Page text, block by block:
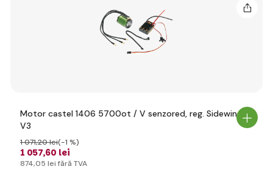
Motor castel 1406 5700ot / V senzored, reg. Sidewinder
V3
1 057,60 lei
1 071,20 lei(-1 %)
874,05 lei fără TVA